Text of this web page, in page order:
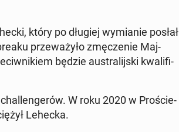
który po długiej wy­mia­nie posłał
prze­wa­ży­ło zmę­cze­nie Maj­
będzie au­stra­lij­ski kwa­li­fi­
W roku 2020 w Pro­ście­
Lehecka.